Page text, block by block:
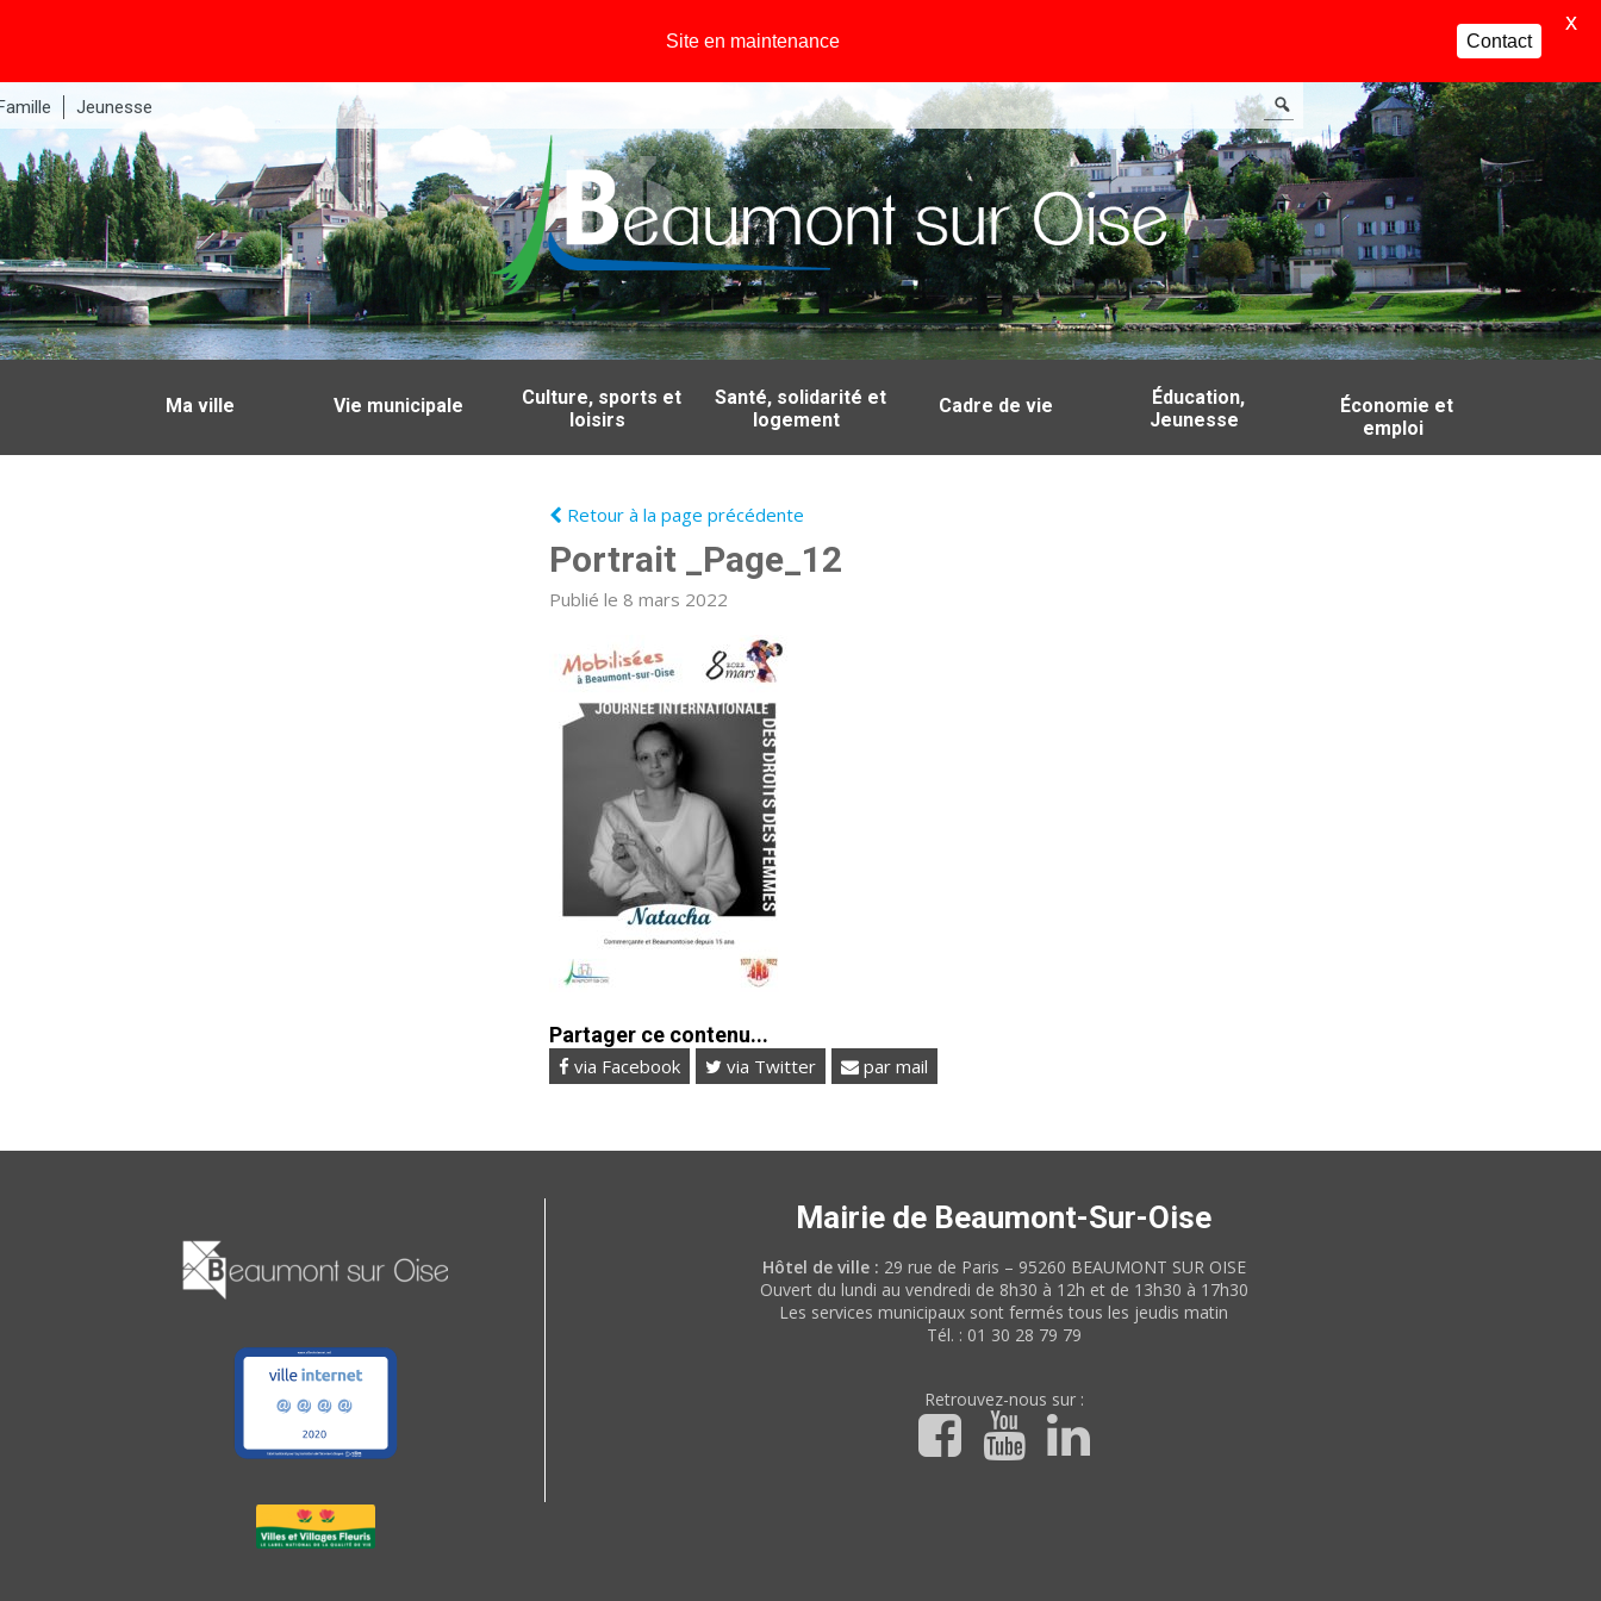
Jeunesse
Ma ville Vie municipale
Culture, sports et
loisirs
Santé, solidarité et
logement
Cadre de vie
Éducation,
Jeunesse
Économie et
emploi
Retour à la page précédente
Portrait _Page_12
Publié le 8 mars 2022
Partager ce contenu...
via Facebook via Twitter par mail
Mairie de Beaumont-Sur-Oise
Hôtel de ville : 29 rue de Paris – 95260 BEAUMONT SUR OISE
Ouvert du lundi au vendredi de 8h30 à 12h et de 13h30 à 17h30
Les services municipaux sont fermés tous les jeudis matin
Tél. : 01 30 28 79 79
Retrouvez-nous sur :
Site en maintenance Contact
X